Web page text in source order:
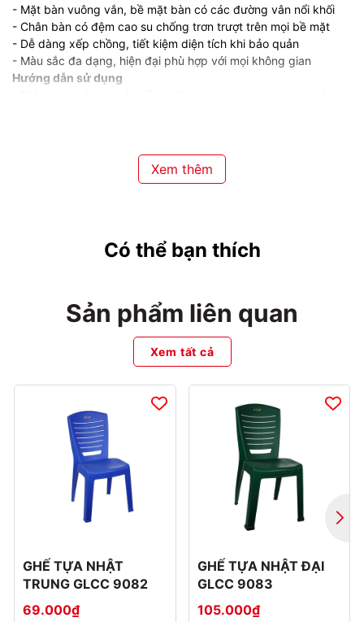
- Mặt bàn vuông vắn, bề mặt bàn có các đường vân nổi khối
- Chân bàn có đệm cao su chống trơn trượt trên mọi bề mặt
- Dễ dàng xếp chồng, tiết kiệm diện tích khi bảo quản
- Màu sắc đa dạng, hiện đại phù hợp với mọi không gian
Hướng dẫn sử dụng
trực tiếp trong thời gian dài
- Có thể xếp chồng vào nhau gọn gàng khi chưa sử dụng
Xem thêm
Có thể bạn thích
Sản phẩm liên quan
Xem tất cả
GHẾ TỰA NHẬT
TRUNG GLCC 9082
69.000₫
GHẾ TỰA NHẬT ĐẠI
GLCC 9083
105.000₫